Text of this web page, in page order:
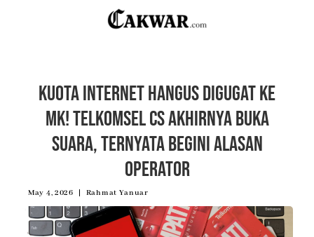
Kuota Internet Hangus Digugat ke
MK! Telkomsel Cs Akhirnya Buka
Suara, Ternyata Begini Alasan
Operator
May 4, 2026 Rahmat Yanuar